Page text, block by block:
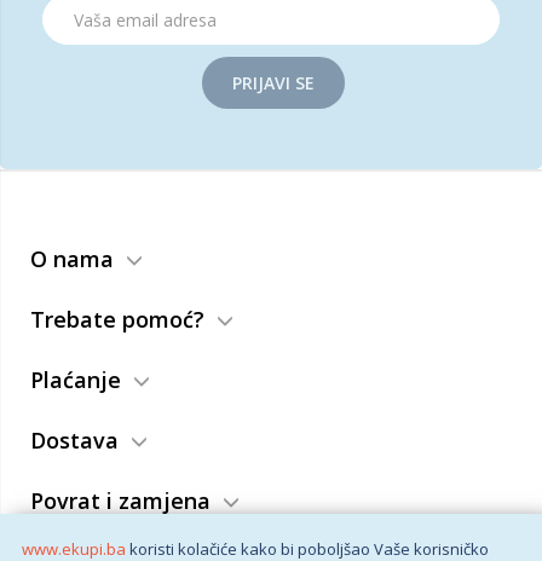
www.ekupi.ba koristi kolačiće kako bi poboljšao Vaše korisničko
PRIJAVI SE
O nama
Trebate pomoć?
Plaćanje
Dostava
Povrat i zamjena